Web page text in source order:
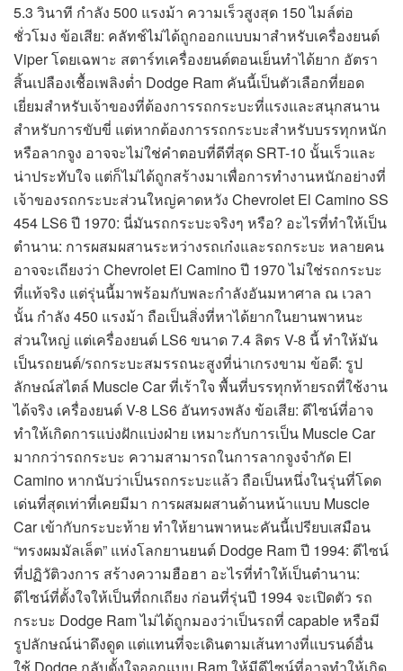
5.3 วินาที กำลัง 500 แรงม้า ความเร็วสูงสุด 150 ไมล์ต่อ
ชั่วโมง ข้อเสีย: คลัทช์ไม่ได้ถูกออกแบบมาสำหรับเครื่องยนต์
Viper โดยเฉพาะ สตาร์ทเครื่องยนต์ตอนเย็นทำได้ยาก อัตรา
สิ้นเปลืองเชื้อเพลิงต่ำ Dodge Ram คันนี้เป็นตัวเลือกที่ยอด
เยี่ยมสำหรับเจ้าของที่ต้องการรถกระบะที่แรงและสนุกสนาน
สำหรับการขับขี่ แต่หากต้องการรถกระบะสำหรับบรรทุกหนัก
หรือลากจูง อาจจะไม่ใช่คำตอบที่ดีที่สุด SRT-10 นั้นเร็วและ
น่าประทับใจ แต่ก็ไม่ได้ถูกสร้างมาเพื่อการทำงานหนักอย่างที่
เจ้าของรถกระบะส่วนใหญ่คาดหวัง Chevrolet El Camino SS
454 LS6 ปี 1970: นี่มันรถกระบะจริงๆ หรือ? อะไรที่ทำให้เป็น
ตำนาน: การผสมผสานระหว่างรถเก๋งและรถกระบะ หลายคน
อาจจะเถียงว่า Chevrolet El Camino ปี 1970 ไม่ใช่รถกระบะ
ที่แท้จริง แต่รุ่นนี้มาพร้อมกับพละกำลังอันมหาศาล ณ เวลา
นั้น กำลัง 450 แรงม้า ถือเป็นสิ่งที่หาได้ยากในยานพาหนะ
ส่วนใหญ่ แต่เครื่องยนต์ LS6 ขนาด 7.4 ลิตร V-8 นี้ ทำให้มัน
เป็นรถยนต์/รถกระบะสมรรถนะสูงที่น่าเกรงขาม ข้อดี: รูป
ลักษณ์สไตล์ Muscle Car ที่เร้าใจ พื้นที่บรรทุกท้ายรถที่ใช้งาน
ได้จริง เครื่องยนต์ V-8 LS6 อันทรงพลัง ข้อเสีย: ดีไซน์ที่อาจ
ทำให้เกิดการแบ่งฝักแบ่งฝ่าย เหมาะกับการเป็น Muscle Car
มากกว่ารถกระบะ ความสามารถในการลากจูงจำกัด El
Camino หากนับว่าเป็นรถกระบะแล้ว ถือเป็นหนึ่งในรุ่นที่โดด
เด่นที่สุดเท่าที่เคยมีมา การผสมผสานด้านหน้าแบบ Muscle
Car เข้ากับกระบะท้าย ทำให้ยานพาหนะคันนี้เปรียบเสมือน
“ทรงผมมัลเล็ต” แห่งโลกยานยนต์ Dodge Ram ปี 1994: ดีไซน์
ที่ปฏิวัติวงการ สร้างความฮือฮา อะไรที่ทำให้เป็นตำนาน:
ดีไซน์ที่ตั้งใจให้เป็นที่ถกเถียง ก่อนที่รุ่นปี 1994 จะเปิดตัว รถ
กระบะ Dodge Ram ไม่ได้ถูกมองว่าเป็นรถที่ capable หรือมี
รูปลักษณ์น่าดึงดูด แต่แทนที่จะเดินตามเส้นทางที่แบรนด์อื่น